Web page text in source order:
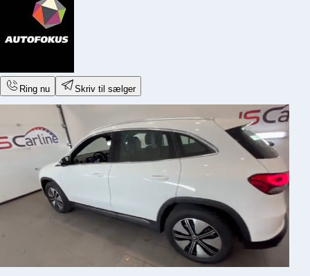
Ring nu Skriv til sælger